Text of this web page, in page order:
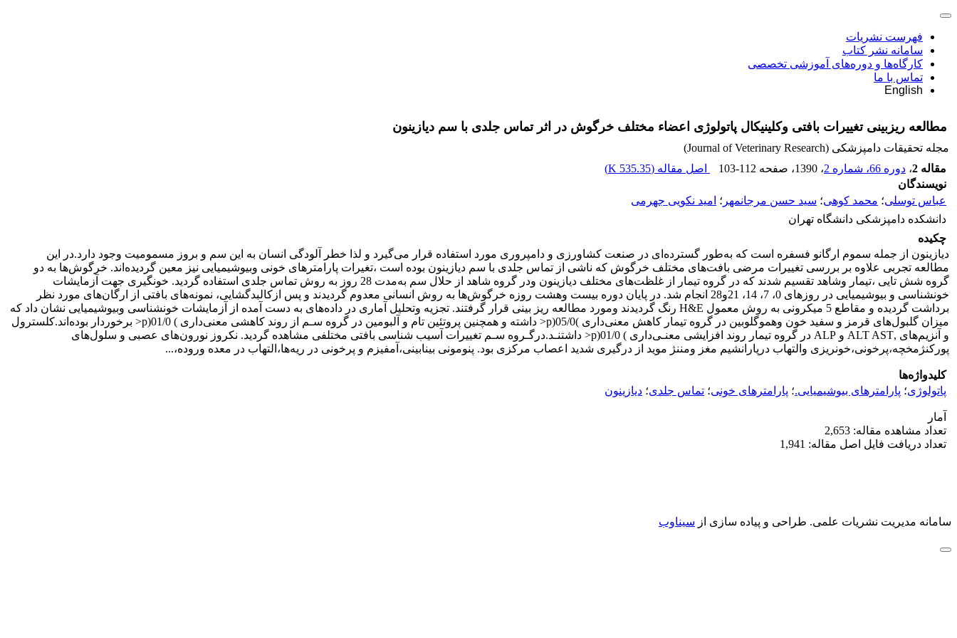
فهرست نشریات
سامانه نشر کتاب
کارگاه‌ها و دوره‌های آموزشی تخصصی
تماس با ما
English
مطالعه ریزبینی تغییرات بافتی وکلینیکال پاتولوژی اعضاء مختلف خرگوش در اثر تماس جلدی با سم دیازینون
مجله تحقیقات دامپزشکی (Journal of Veterinary Research)
مقاله 2
، دوره 66، شماره 2 ، 1390 ، صفحه 103-112 اصل مقاله (535.35 K
)
نویسندگان
عباس توسلی؛ محمد کوهی؛ سید حسن مرجانمهر ؛ امید نکویی جهرمی
دانشکده دامپزشکی دانشگاه تهران
چکیده
دیازینون از جمله سموم ارگانو فسفره است که به‌طور گسترده‌ای در صنعت کشاورزی و دامپروری مورد استفاده قرار می‌گیرد و لذا خطر آلودگی انسان به این سم و بروز مسمومیت وجود دارد.در این
مطالعه تجربی علاوه بر بررسی تغییرات مرضی بافت‌های مختلف خرگوش که ناشی از تماس جلدی با سم دیازینون بوده است ،تغیرات پارامترهای خونی وبیوشیمیایی نیز معین گردیده‌اند. خرگوش‌ها به دو
گروه شش تایی ،تیمار وشاهد تقسیم شدند که در گروه تیمار از غلظت‌های مختلف دیازینون ودر گروه شاهد از حلال سم به‌مدت 28 روز به روش تماس جلدی استفاده گردید. خونگیری جهت آزمایشات
خونشناسی و بیوشیمیایی در روزهای 0، 7، 14، 21و28 انجام شد. در پایان دوره بیست وهشت روزه خرگوش‌ها به روش انسانی معدوم گردیدند و پس ازکالبدگشایی، نمونه‌های بافتی از ارگان‌های مورد نظر
برداشت گردیده و مقاطع 5 میکرونی به روش معمول H&E رنگ گردیدند ومورد مطالعه ریز بینی قرار گرفتند. تجزیه وتحلیل آماری در داده‌های به دست آمده از آزمایشات خونشناسی وبیوشیمیایی نشان داد که
میزان گلبول‌های قرمز و سفید خون وهموگلوبین در گروه تیمار کاهش معنی‌داری ‌)05/0(p<‌ داشته و همچنین پروتئین تام و آلبومین در گروه سـم از روند کاهشی معنی‌داری‌ ) 01/0(p<‌ برخوردار بوده‌اند.کلسترول
و آنزیم‌های ,ALT AST و ALP در گروه تیمار روند افزایشی معنـی‌داری ‌) 01/0(p<‌ داشتنـد.درگـروه سـم تغییرات آسیب شناسی بافتی مختلفی مشاهده گردید. نکروز نورون‌های عصبی و سلول‌های
پورکنژمخچه،پرخونی،خونریزی والتهاب درپارانشیم مغز ومننژ موید از درگیری شدید اعصاب مرکزی بود. پنومونی بینابینی،آمفیزم و پرخونی در‌ ‌ریه‌ها،التهاب در معده وروده،...
کلیدواژه‌ها
پاتولوژی؛ پارامترهای بیوشیمیایی.؛ پارامترهای خونی؛ تماس جلدی؛ دیازینون
آمار
تعداد مشاهده مقاله: 2,653
تعداد دریافت فایل اصل مقاله: 1,941
سامانه مدیریت نشریات علمی. طراحی و پیاده سازی از سیناوب